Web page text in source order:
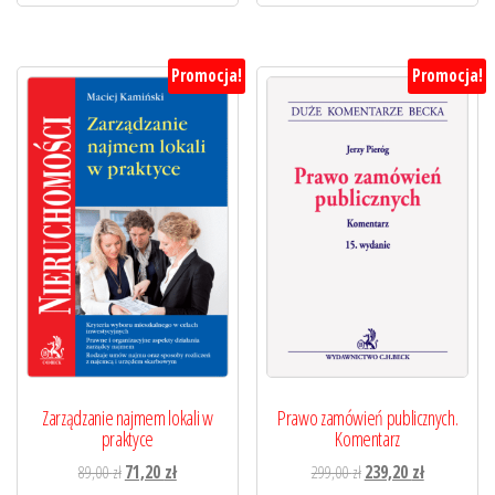
Promocja!
Zarządzanie najmem lokali w
praktyce
89,00złPierwotna
71,20 złAktualna
Promocja!
Prawo zamówień publicznych.
Komentarz
299,00zł Pierwotna
239,20 złAktualna